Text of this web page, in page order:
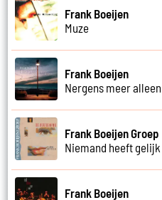
Frank Boeijen
Muze
Frank Boeijen
Nergens meer alleen
Frank Boeijen Groep
Niemand heeft gelijk
Frank Boeijen